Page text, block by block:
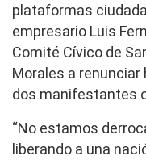
plataformas
empresario Luis
Comité Cívico de
Morales a
dos manifestantes
“No estamos
liberando a una